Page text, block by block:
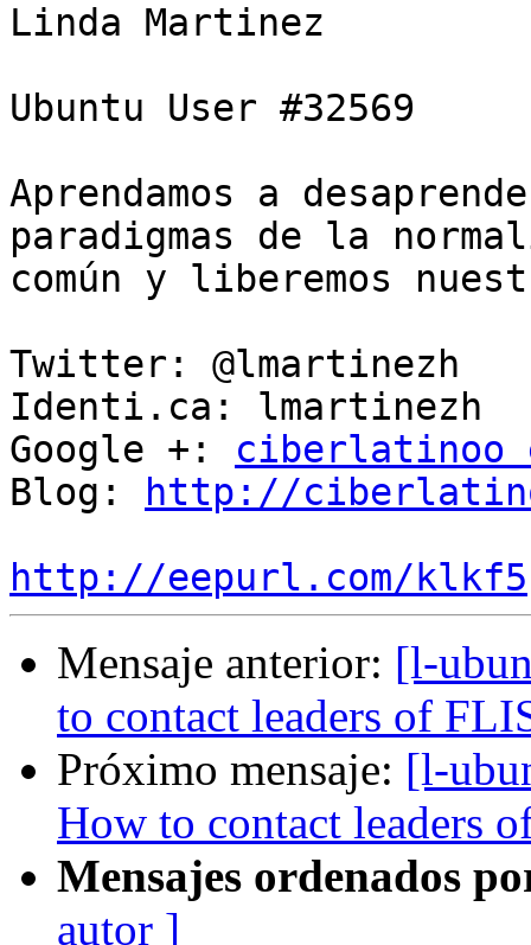
Linda Martinez
Ubuntu User #32569
Aprendamos a
paradigmas de la
común y liberemos
Twitter: @lmartinezh
Identi.ca: lmartinezh
Google +: ciberlatinoo
Blog:
http://
http://eepurl.com/klkf5
Mensaje anterior: [l-
to contact leaders of
Próximo mensaje: [l-
How to contact leaders
Mensajes ordenados
autor ]